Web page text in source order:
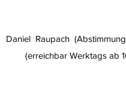
Daniel Raupach
(erreichbar Werktags ab